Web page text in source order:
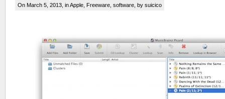
On March 5, 2013, inApple Freeware software , by suicico